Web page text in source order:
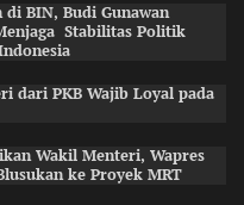
BIN, Budi Gunawan
Stabilitas Politik
dari PKB Wajib Loyal pada
Wakil Menteri, Wapres
ke Proyek MRT